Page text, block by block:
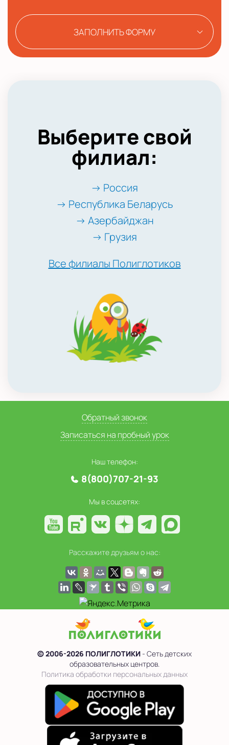
ЗАПОЛНИТЬ ФОРМУ
Выберите свой
филиал:
→ Россия
→ Республика Беларусь
→ Азербайджан
→ Грузия
Все филиалы Полиглотиков
Обратный звонок
Записаться на пробный урок
Наш телефон:
8(800)707-21-93
Мы в соцсетях:
Расскажите друзьям о нас:
© 2006-2026 ПОЛИГЛОТИКИ- Сеть детских
образовательных центров.
Политика обработки персональных данных